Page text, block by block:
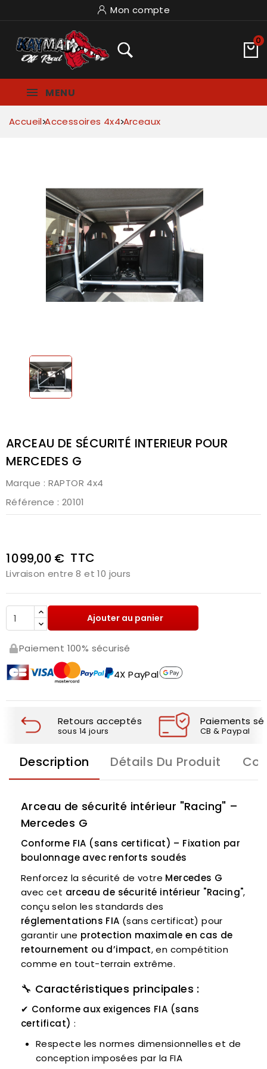
Mon compte
0
MENU
Accueil Accessoires 4x4 Arceaux
ARCEAU DE SÉCURITÉ INTERIEUR POUR
MERCEDES G
Marque : RAPTOR 4x4
Référence : 20101
1 099,00 € TTC
Livraison entre 8 et 10 jours
Ajouter au panier
Paiement 100% sécurisé
4X PayPal
Retours acceptés
sous 14 jours
Paiements
CB & Paypal
Description Détails Du Produit
Arceau de sécurité intérieur "Racing" –
Mercedes G
Conforme FIA (sans certificat) – Fixation par
boulonnage avec renforts soudés
Renforcez la sécurité de votre Mercedes G
avec cet arceau de sécurité intérieur "Racing",
conçu selon les standards des
réglementations FIA (sans certificat) pour
garantir une protection maximale en cas de
retournement ou d’impact, en compétition
comme en tout-terrain extrême.
🔧 Caractéristiques principales :
✔ Conforme aux exigences FIA (sans
certificat) :
Respecte les normes dimensionnelles et de
conception imposées par la FIA